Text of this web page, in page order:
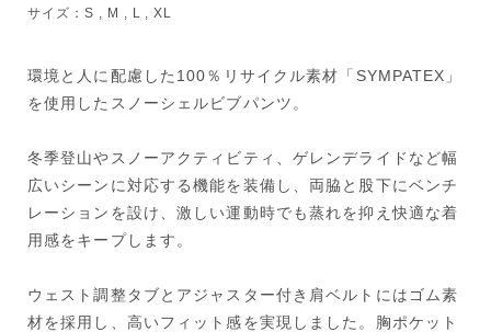
サイズ：S , M , L , XL
環境と人に配慮した100％リサイクル素材「SYMPATEX」
を使用したスノーシェルビブパンツ。
冬季登山やスノーアクティビティ、ゲレンデライドなど幅
広いシーンに対応する機能を装備し、両脇と股下にベンチ
レーションを設け、激しい運動時でも蒸れを抑え快適な着
用感をキープします。
ウェスト調整タブとアジャスター付き肩ベルトにはゴム素
材を採用し、高いフィット感を実現しました。胸ポケット